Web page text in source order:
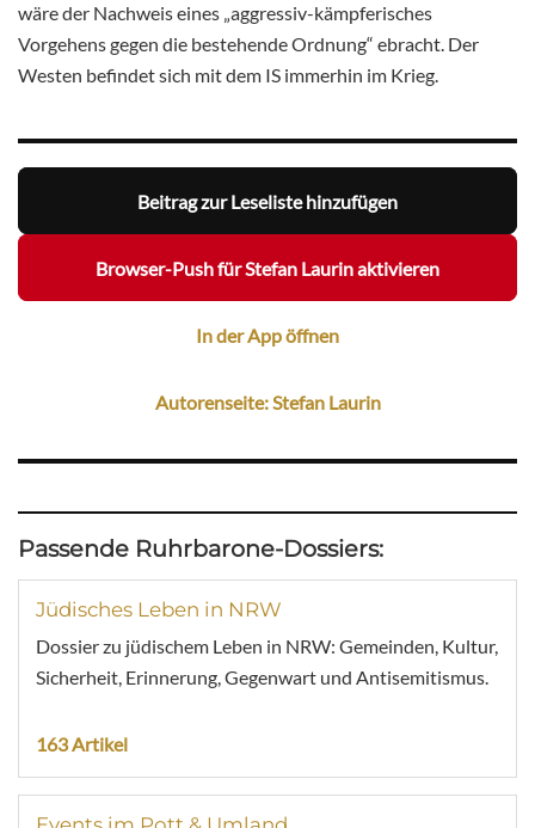
wäre der Nachweis eines „aggressiv-kämpferisches
Vorgehens gegen die bestehende Ordnung“ ebracht. Der
Westen befindet sich mit dem IS immerhin im Krieg.
Beitrag zur Leseliste hinzufügen
Browser-Push für Stefan Laurin aktivieren
In der App öffnen
Autorenseite: Stefan Laurin
Passende Ruhrbarone-Dossiers:
Jüdisches Leben in NRW
Dossier zu jüdischem Leben in NRW: Gemeinden, Kultur,
Sicherheit, Erinnerung, Gegenwart und Antisemitismus.
163 Artikel